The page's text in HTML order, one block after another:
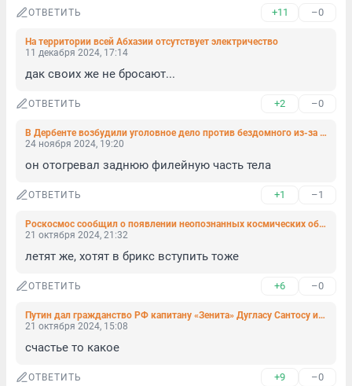
ОТВЕТИТЬ +11 –0
На территории всей Абхазии отсутствует электричество
11 декабря 2024, 17:14
дак своих же не бросают...
ОТВЕТИТЬ +2 –0
В Дербенте возбудили уголовное дело против бездомного из-за осквернения мемориала «Скорбящая мать». Он грелся у Вечного огня
24 ноября 2024, 19:20
он отогревал заднюю филейную часть тела
ОТВЕТИТЬ +1 –1
Роскосмос сообщил о появлении неопознанных космических объектов рядом со спутником Intelsat-33e
21 октября 2024, 21:32
летят же, хотят в брикс вступить тоже
ОТВЕТИТЬ +6 –0
Путин дал гражданство РФ капитану «Зенита» Дугласу Сантосу и первому политическому беженцу из США
21 октября 2024, 15:08
счастье то какое
ОТВЕТИТЬ +9 –0